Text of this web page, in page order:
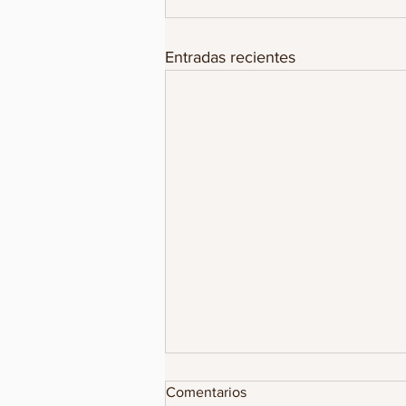
Entradas recientes
CON CABEZA HUMANA,
LANZAN AMENAZA A LA
Comentarios